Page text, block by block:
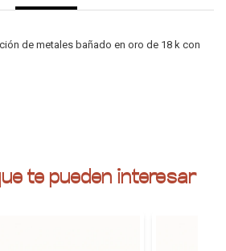
de metales bañado en oro de 18 k con
te pueden interesar